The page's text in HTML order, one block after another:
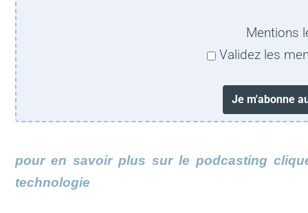
Mentions
Validez les
pour en savoir plus sur le podcasting
technologie